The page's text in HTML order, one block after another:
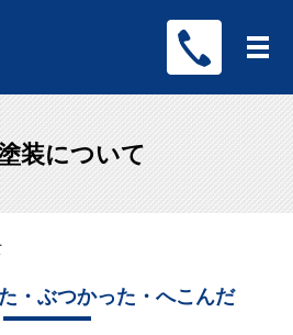
メ
装について
・ぶつかった・へこんだ